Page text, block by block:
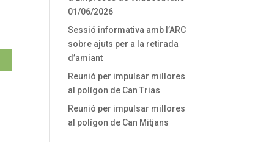
01/06/2026
Sessió informativa amb l’ARC
sobre ajuts per a la retirada
d’amiant
Reunió per impulsar millores
al polígon de Can Trias
Reunió per impulsar millores
al polígon de Can Mitjans